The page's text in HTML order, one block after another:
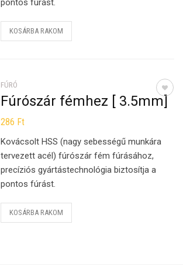
pontos fúrást.
KOSÁRBA RAKOM
FÚRÓ
Fúrószár fémhez [ 3.5mm]
286 Ft
Kovácsolt HSS (nagy sebességű munkára
tervezett acél) fúrószár fém fúrásához,
precíziós gyártástechnológia biztosítja a
pontos fúrást.
KOSÁRBA RAKOM